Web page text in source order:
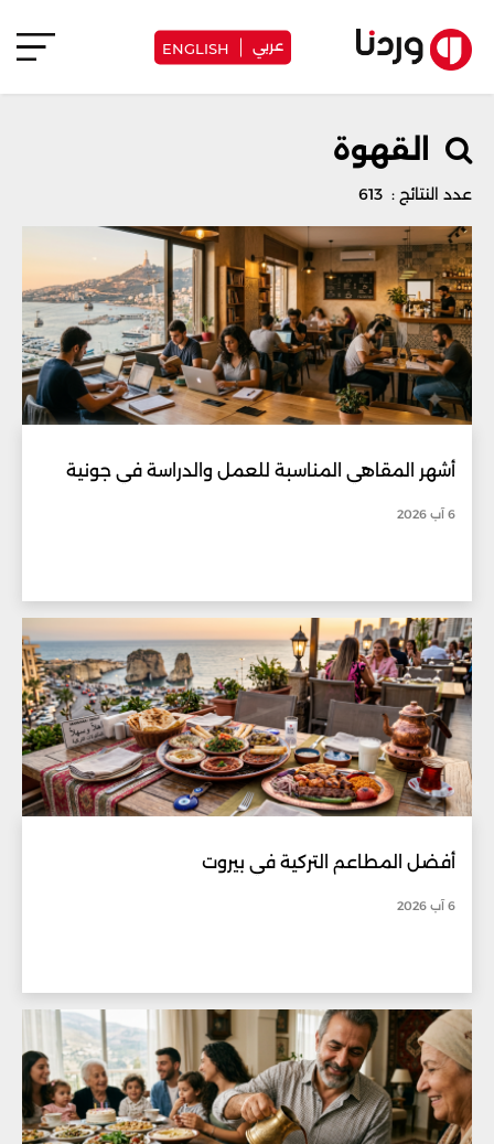
عربي ENGLISH
القهوة
عدد النتائج : 613
أشهر المقاهي المناسبة للعمل والدراسة في جونية
6 آب 2026
أفضل المطاعم التركية في بيروت
6 آب 2026